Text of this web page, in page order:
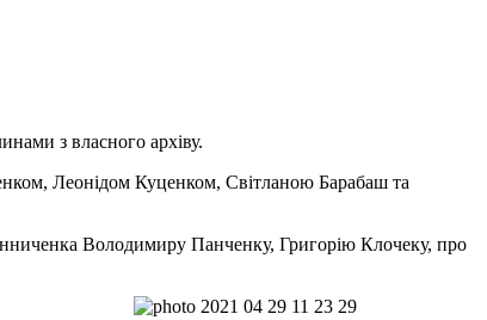
з власного архіву.
Леонідом Куценком, Світланою Барабаш та
Володимиру Панченку, Григорію Клочеку, про